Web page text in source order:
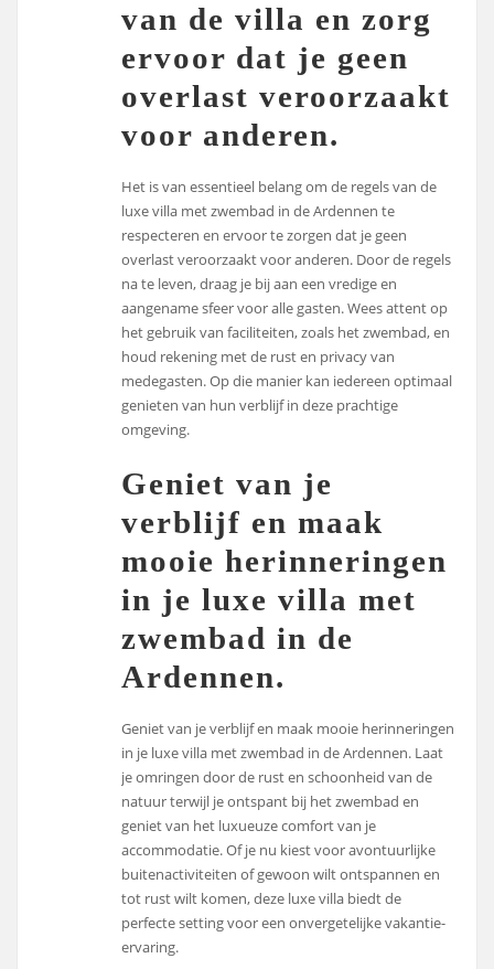
van de villa en zorg
ervoor dat je geen
overlast veroorzaakt
voor anderen.
Het is van essentieel belang om de regels van de
luxe villa met zwembad in de Ardennen te
respecteren en ervoor te zorgen dat je geen
overlast veroorzaakt voor anderen. Door de regels
na te leven, draag je bij aan een vredige en
aangename sfeer voor alle gasten. Wees attent op
het gebruik van faciliteiten, zoals het zwembad, en
houd rekening met de rust en privacy van
medegasten. Op die manier kan iedereen optimaal
genieten van hun verblijf in deze prachtige
omgeving.
Geniet van je
verblijf en maak
mooie herinneringen
in je luxe villa met
zwembad in de
Ardennen.
Geniet van je verblijf en maak mooie herinneringen
in je luxe villa met zwembad in de Ardennen. Laat
je omringen door de rust en schoonheid van de
natuur terwijl je ontspant bij het zwembad en
geniet van het luxueuze comfort van je
accommodatie. Of je nu kiest voor avontuurlijke
buitenactiviteiten of gewoon wilt ontspannen en
tot rust wilt komen, deze luxe villa biedt de
perfecte setting voor een onvergetelijke vakantie-
ervaring.